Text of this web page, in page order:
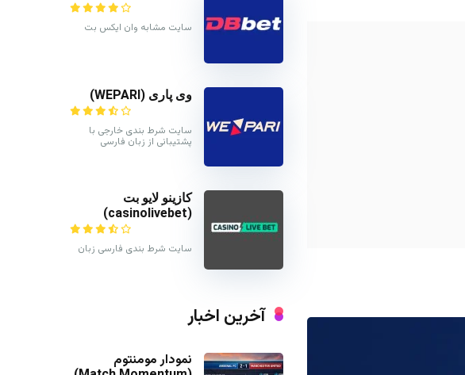
سایت مشابه وان ایکس بت
وی پاری (WEPARI)
سایت شرط بندی خارجی با
پشتیبانی از زبان فارسی
کازینو لایو بت
(casinolivebet)
سایت شرط بندی فارسی زبان
آخرین اخبار
نمودار مومنتوم